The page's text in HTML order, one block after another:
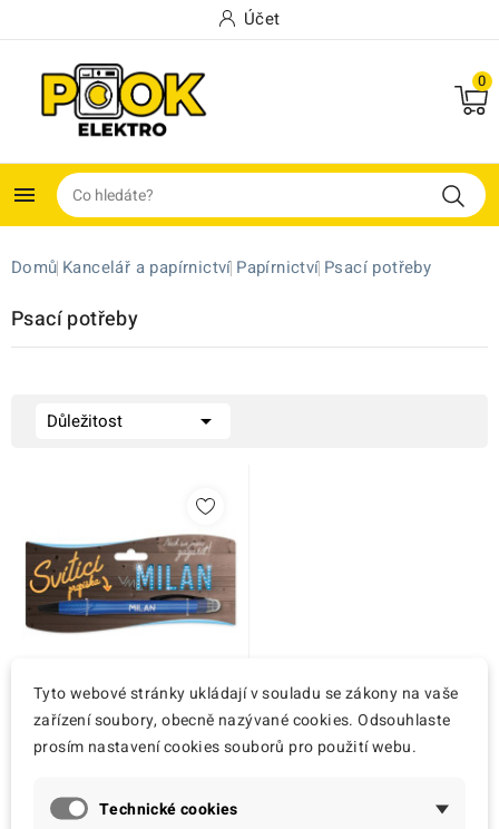
Účet
0

Domů Kancelář a papírnictví Papírnictví Psací potřeby
Psací potřeby
Důležitost 
Nekupto
Svítící dárková propiska
99,00 Kč
Tyto webové stránky ukládají v souladu se zákony na vaše
zařízení soubory, obecně nazývané cookies. Odsouhlaste
prosím nastavení cookies souborů pro použití webu.
Technické cookies